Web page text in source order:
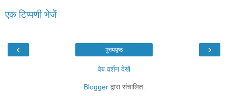
एक टिप्पणी भेजें
‹ ›
मुख्यपृष्ठ
वेब वर्शन देखें
Bloggerद्वारा संचालित.